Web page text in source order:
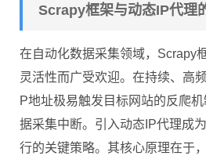
Scrapy框架与动态IP代理
在自动化数据采集领域，Scrapy
灵活性而广受欢迎。在持续、高
P地址极易触发目标网站的反爬
据采集中断。引入动态IP代理成
行的关键策略。其核心原理在于